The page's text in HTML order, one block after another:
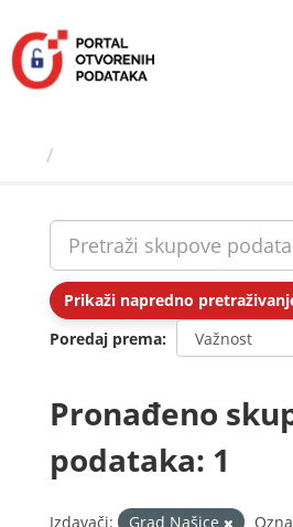
sadržaj
Prikaži napredno
Poredaj prema
Pronađeno
podataka: 1
Izdavači: Grad Našice